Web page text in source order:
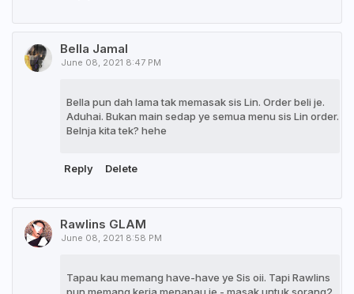
Bella Jamal
June 08, 2021 8:47 PM
Bella pun dah lama tak memasak sis Lin. Order beli je.
Aduhai. Bukan main sedap ye semua menu sis Lin order.
Belnja kita tek? hehe
Reply Delete
Rawlins GLAM
June 08, 2021 8:58 PM
Tapau kau memang have-have ye Sis oii. Tapi Rawlins